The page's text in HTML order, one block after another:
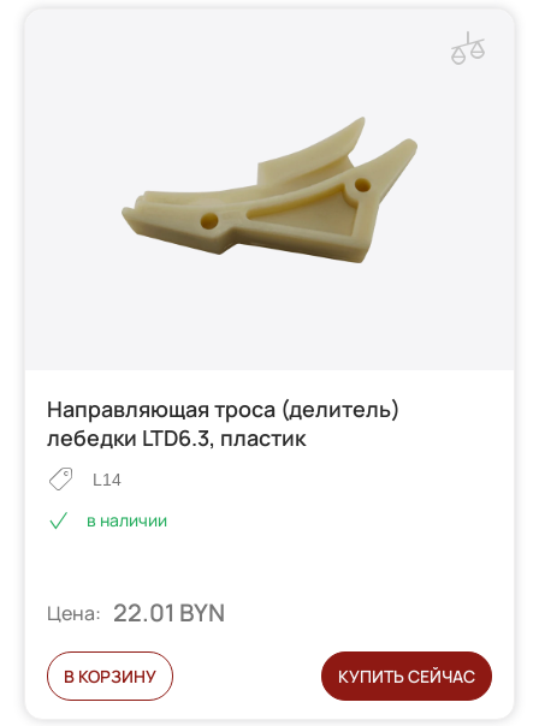
Направляющая троса (делитель)
лебедки LTD6.3, пластик
L14
в наличии
Цена: 22.01 BYN
В КОРЗИНУ КУПИТЬ СЕЙЧАС